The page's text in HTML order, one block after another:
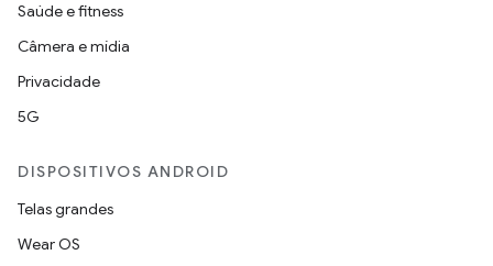
Saúde e fitness
Câmera e mídia
Privacidade
5G
DISPOSITIVOS ANDROID
Telas grandes
Wear OS